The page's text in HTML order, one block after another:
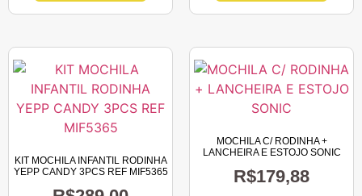
KIT MOCHILA INFANTIL RODINHA
YEPP CANDY 3PCS REF MIF5365
MOCHILA C/ RODINHA +
LANCHEIRA E ESTOJO SONIC
R$179,88